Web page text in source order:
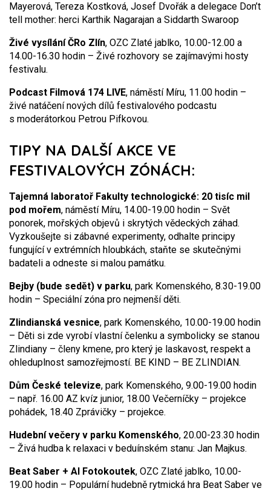
Mayerová, Tereza Kostková, Josef Dvořák a delegace Don’t
tell mother: herci Karthik Nagarajan a Siddarth Swaroop
Živé vysílání ČRo Zlín, OZC Zlaté jablko, 10.00-12.00 a
14.00-16.30 hodin – Živé rozhovory se zajímavými hosty
festivalu.
Podcast Filmová 174 LIVE, náměstí Míru, 11.00 hodin –
živé natáčení nových dílů festivalového podcastu
s moderátorkou Petrou Pifkovou.
TIPY NA DALŠÍ AKCE VE
FESTIVALOVÝCH ZÓNÁCH:
Tajemná laboratoř Fakulty technologické: 20 tisíc mil
pod mořem, náměstí Míru, 14.00-19.00 hodin – Svět
ponorek, mořských objevů i skrytých vědeckých záhad.
Vyzkoušejte si zábavné experimenty, odhalte principy
fungující v extrémních hloubkách, staňte se skutečnými
badateli a odneste si malou památku.
Bejby (bude sedět) v parku, park Komenského, 8.30-19.00
hodin – Speciální zóna pro nejmenší děti.
Zlindianská vesnice, park Komenského, 10.00-19.00 hodin
– Děti si zde vyrobí vlastní čelenku a symbolicky se stanou
Zlindiany – členy kmene, pro který je laskavost, respekt a
ohleduplnost samozřejmostí. BE KIND – BE ZLINDIAN.
Dům České televize, park Komenského, 9.00-19.00 hodin
– např. 16.00 AZ kvíz junior, 18.00 Večerníčky – projekce
pohádek, 18.40 Zprávičky – projekce.
Hudební večery v parku Komenského, 20.00-23.30 hodin
– Živá hudba k relaxaci v beduínském stanu: Jan Majkus.
Beat Saber + AI Fotokoutek, OZC Zlaté jablko, 10.00-
19.00 hodin – Populární hudebně rytmická hra Beat Saber ve